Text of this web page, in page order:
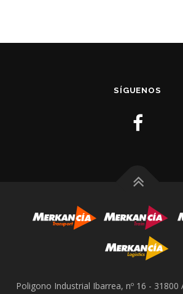
SÍGUENOS
Poligono Industrial Ibarrea, nº 16 -